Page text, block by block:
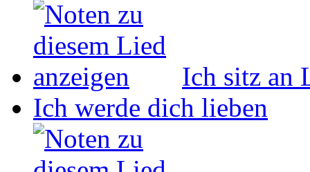
Ich sitz an
Ich werde dich lieben